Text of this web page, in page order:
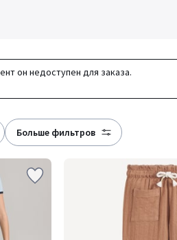
он недоступен для заказа.
больше фильтров